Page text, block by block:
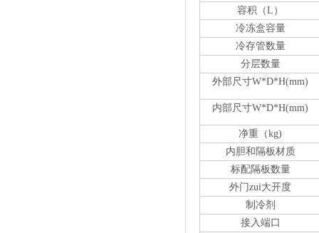
容积（L）
冷冻盒容量
冷存管数量
分层数量
外部尺寸W*D*H(mm)
内部尺寸W*D*H(mm)
净重（kg)
内胆和隔板材质
标配隔板数量
外门zui大开度
制冷剂
接入端口